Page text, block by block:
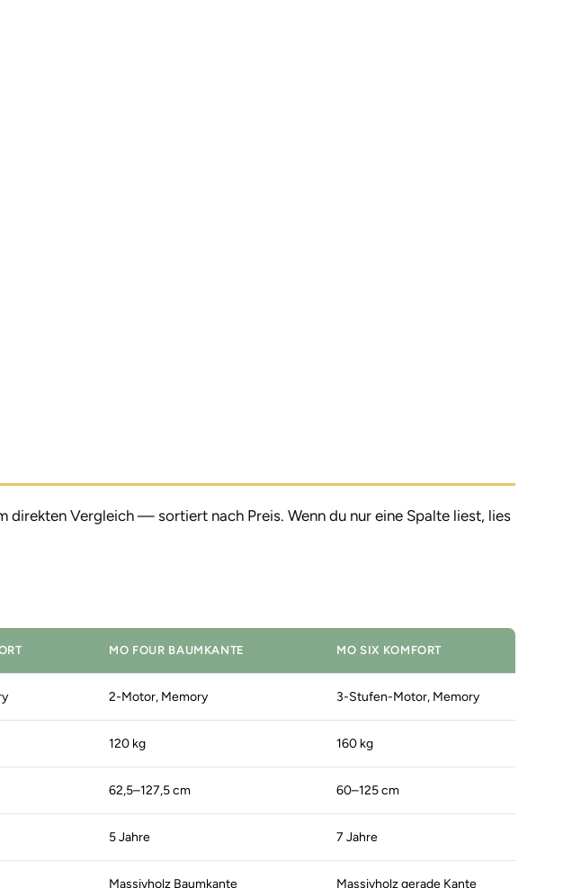
Vergleich — sortiert nach Preis. Wenn du nur eine Spalte liest, lies
MO FOUR BAUMKANTE MO SIX KOMFORT
2-Motor, Memory 3-Stufen-Motor, Memory
120 kg 160 kg
62,5–127,5 cm 60–125 cm
5 Jahre 7 Jahre
Massivholz Baumkante Massivholz gerade Kante